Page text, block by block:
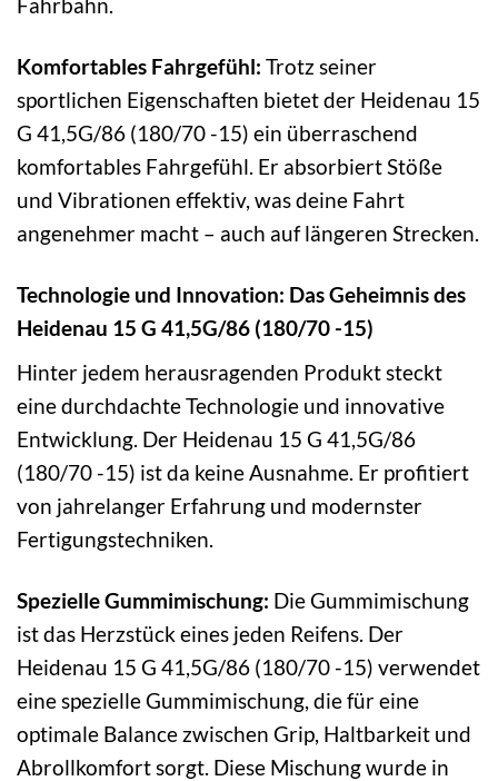
Fahrbahn.
Komfortables Fahrgefühl: Trotz seiner
sportlichen Eigenschaften bietet der Heidenau 15
G 41,5G/86 (180/70 -15) ein überraschend
komfortables Fahrgefühl. Er absorbiert Stöße
und Vibrationen effektiv, was deine Fahrt
angenehmer macht – auch auf längeren Strecken.
Technologie und Innovation: Das Geheimnis des
Heidenau 15 G 41,5G/86 (180/70 -15)
Hinter jedem herausragenden Produkt steckt
eine durchdachte Technologie und innovative
Entwicklung. Der Heidenau 15 G 41,5G/86
(180/70 -15) ist da keine Ausnahme. Er profitiert
von jahrelanger Erfahrung und modernster
Fertigungstechniken.
Spezielle Gummimischung: Die Gummimischung
ist das Herzstück eines jeden Reifens. Der
Heidenau 15 G 41,5G/86 (180/70 -15) verwendet
eine spezielle Gummimischung, die für eine
optimale Balance zwischen Grip, Haltbarkeit und
Abrollkomfort sorgt. Diese Mischung wurde in